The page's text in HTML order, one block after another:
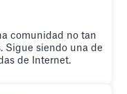
comunidad no tan
Sigue siendo una de
de Internet.